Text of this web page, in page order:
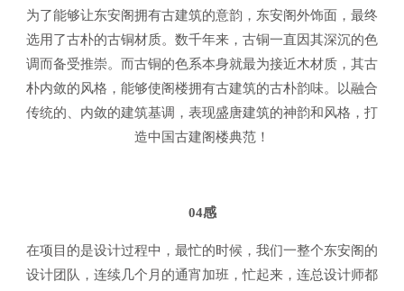
为了能够让东安阁拥有古建筑的意韵，东安阁外饰面，最终
选用了古朴的古铜材质。数千年来，古铜一直因其深沉的色
调而备受推崇。而古铜的色系本身就最为接近木材质，其古
朴内敛的风格，能够使阁楼拥有古建筑的古朴韵味。以融合
传统的、内敛的建筑基调，表现盛唐建筑的神韵和风格，打
造中国古建阁楼典范！
04感
在项目的是设计过程中，最忙的时候，我们一整个东安阁的
设计团队，连续几个月的通宵加班，忙起来，连总设计师都